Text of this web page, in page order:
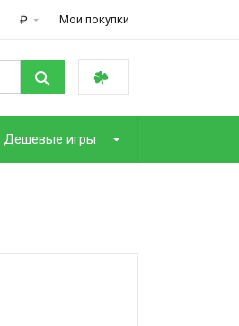
₽ Мои покупки
Дешевые игры